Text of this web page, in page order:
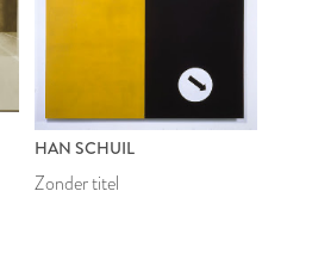
HAN SCHUIL
Zonder titel